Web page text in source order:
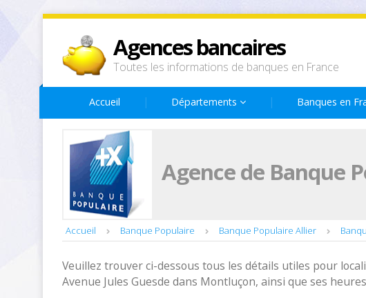
Agences bancaires
Toutes les informations de banques en France
Accueil Départements Banques en
Agence de Banque
Accueil Banque Populaire Banque Populaire Allier
Veuillez trouver ci-dessous tous les détails utiles pour
Avenue Jules Guesde dans Montluçon, ainsi que ses